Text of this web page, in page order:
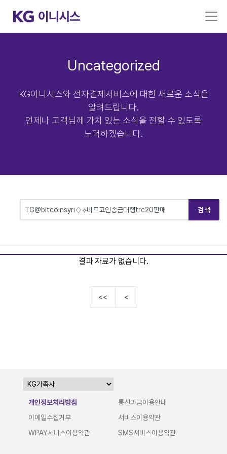
Uncategorized
KG이니시스와 전자결제서비스에 대한 새로운 소식을
알려드립니다.
언제나 고객님께 가치 있는 소식을 전할 수 있도록
노력하겠습니다.
검색
결과 자료가 없습니다.
<< <
개인정보처리방침
통신과금이용안내
이메일수집거부
서비스이용약관
WPAY서비스이용약관
SMS서비스이용약관